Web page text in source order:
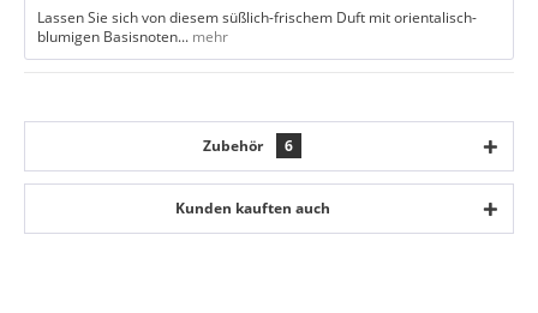
Lassen Sie sich von diesem süßlich-frischem Duft mit orientalisch-
blumigen Basisnoten... mehr
Zubehör 6
Kunden kauften auch